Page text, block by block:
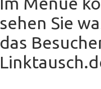
sehen Sie
das